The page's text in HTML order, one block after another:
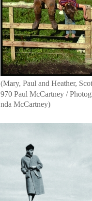
(Mary, Paul and Heather,
970 Paul McCartney /
nda McCartney)